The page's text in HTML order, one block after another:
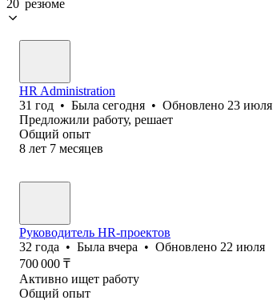
20 резюме
HR Administration
31 год • Была сегодня • Обновлено 23 июля
Предложили работу, решает
Общий опыт
8 лет 7 месяцев
Руководитель HR-проектов
32 года • Была вчера • Обновлено 22 июля
700 000 ₸
Активно ищет работу
Общий опыт